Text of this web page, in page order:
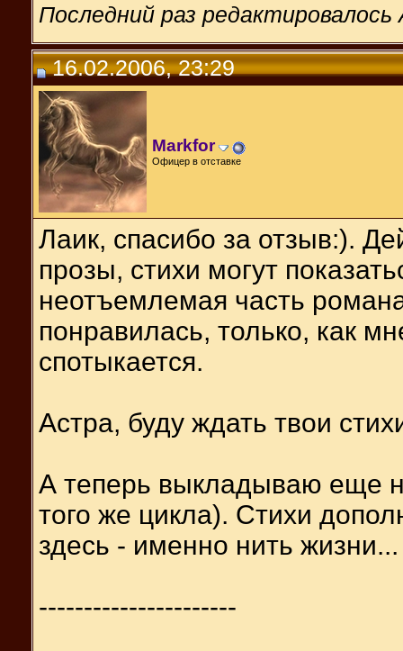
Последний раз
16.02.2006, 23:29
Markfor
Офицер в отставке
Лаик, спасибо за отзыв:).
прозы, стихи могут
неотъемлемая часть
понравилась, только, как
спотыкается.
Астра, буду ждать твои
А теперь выкладываю еще
того же цикла). Стихи
здесь - именно нить жизни...
----------------------